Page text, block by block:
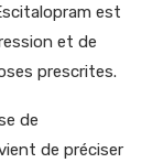
est
et de
prescrites.
de
de préciser